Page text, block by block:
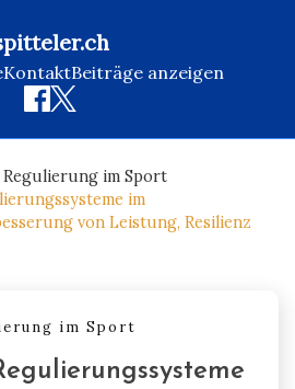
KontaktBeiträge anzeigen
im Sport
im
von Leistung, Resilienz
im Sport